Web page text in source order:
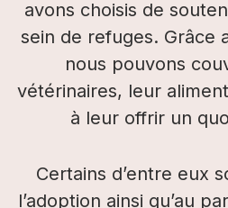
avons choisis de
sein de refuges. Grâce
nous pouvons
vétérinaires, leur
à leur offrir un
Certains d’entre eux
l’adoption ainsi qu’au